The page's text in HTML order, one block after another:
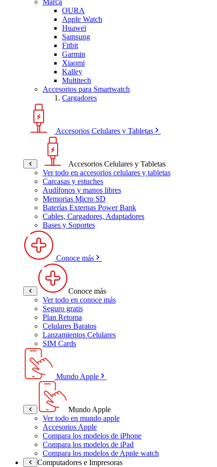
OURA
Apple Watch
Huawei
Samsung
Fitbit
Garmin
Xiaomi
Kalley
Multitech
Accesorios para Smartwatch
Cargadores
Accesorios Celulares y Tabletas
Accesorios Celulares y Tabletas
Ver todo en accesorios celulares y tabletas
Carcasas y estuches
Audífonos y manos libres
Memorias Micro SD
Baterías Externas Power Bank
Cables, Cargadores, Adaptadores
Bases y Soportes
Conoce más
Conoce más
Ver todo en conoce más
Seguro gratis
Plan Retoma
Celulares Baratos
Lanzamientos Celulares
SIM Cards
Mundo Apple
Mundo Apple
Ver todo en mundo apple
Accesorios Apple
Compara los modelos de iPhone
Compara los modelos de iPad
Compara los modelos de Apple watch
Computadores e Impresoras